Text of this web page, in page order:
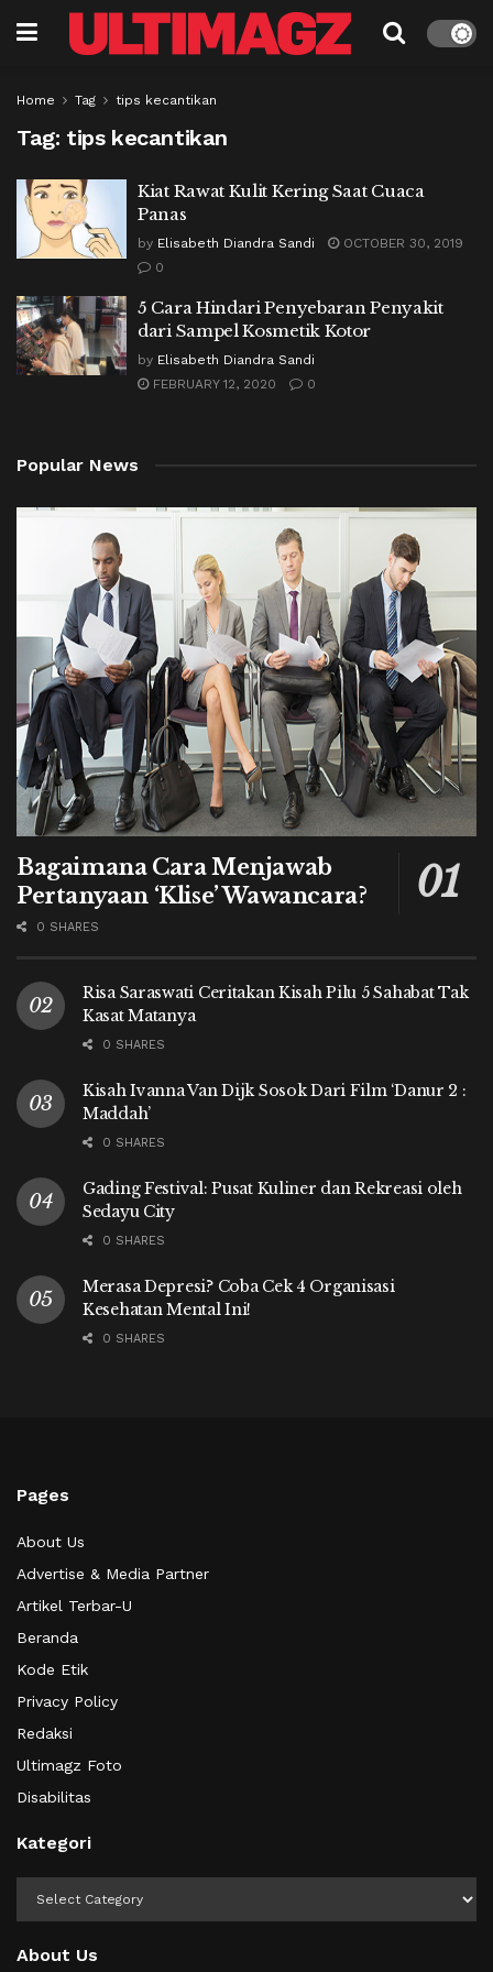
Home Tag tips kecantikan
Tag: tips kecantikan
Kiat Rawat Kulit Kering Saat Cuaca
Panas
by Elisabeth Diandra Sandi
OCTOBER 30, 2019
0
5 Cara Hindari Penyebaran Penyakit
dari Sampel Kosmetik Kotor
by Elisabeth Diandra Sandi
FEBRUARY 12, 2020
0
Popular News
Bagaimana Cara Menjawab
Pertanyaan ‘Klise’ Wawancara?
0 SHARES
Risa Saraswati Ceritakan Kisah Pilu 5 Sahabat Tak
Kasat Matanya
0 SHARES
Kisah Ivanna Van Dijk Sosok Dari Film ‘Danur 2 :
Maddah’
0 SHARES
Gading Festival: Pusat Kuliner dan Rekreasi oleh
Sedayu City
0 SHARES
Merasa Depresi? Coba Cek 4 Organisasi
Kesehatan Mental Ini!
0 SHARES
Pages
About Us
Advertise & Media Partner
Artikel Terbar-U
Beranda
Kode Etik
Privacy Policy
Redaksi
Ultimagz Foto
Disabilitas
Kategori
About Us